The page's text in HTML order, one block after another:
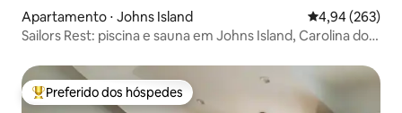
Apartamento ⋅ Johns Island 4,94 de uma
4,94 (263)
Sailors Rest: piscina e sauna em Johns Island, Carolina do
Entre os melhores preferidos dos hóspedes
Preferido dos hóspedes